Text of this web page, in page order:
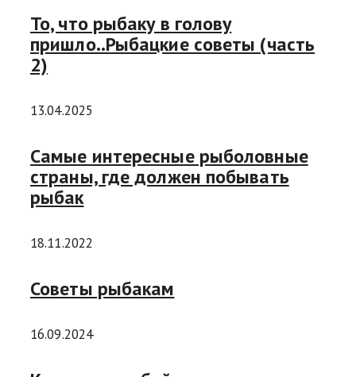
То, что рыбаку в голову
пришло..Рыбацкие советы (часть
2)
13.04.2025
Самые интересные рыболовные
страны, где должен побывать
рыбак
18.11.2022
Советы рыбакам
16.09.2024